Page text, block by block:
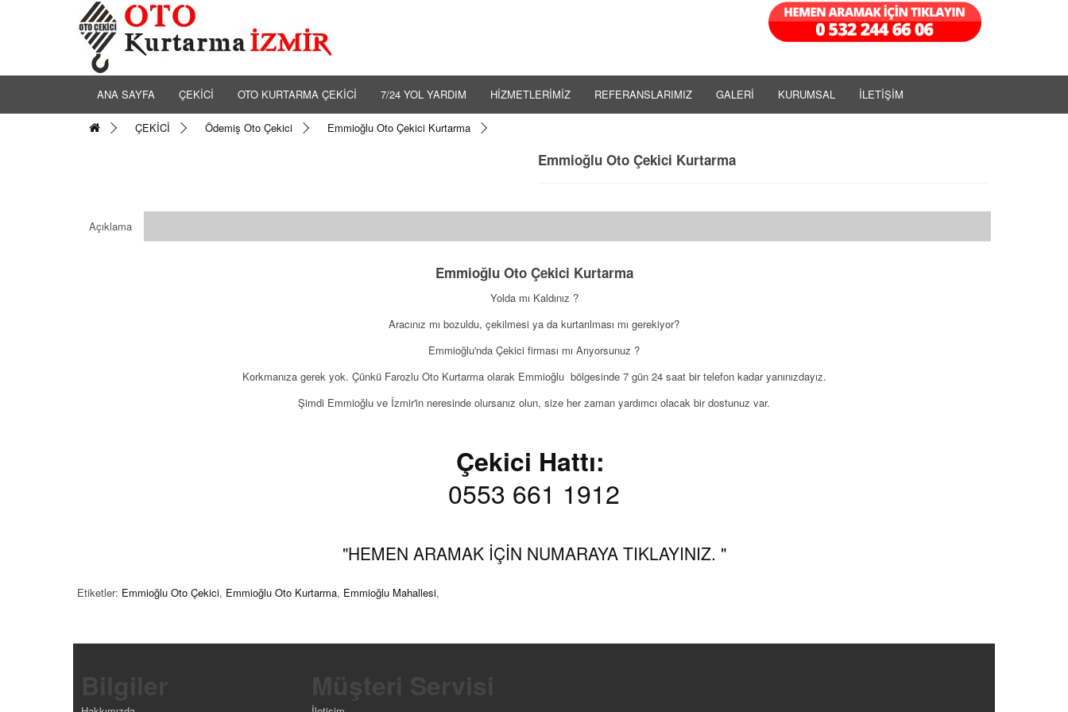
ANA SAYFA ÇEKİCİ OTO KURTARMA ÇEKİCİ 7/24 YOL YARDIM HİZMETLERİMİZ REFERANSLARIMIZ GALERİ KURUMSAL İLETİŞİM
ÇEKİCİ Ödemiş Oto Çekici Emmioğlu Oto Çekici Kurtarma
Emmioğlu Oto Çekici Kurtarma
Açıklama
Emmioğlu Oto Çekici Kurtarma
Yolda mı Kaldınız ?
Aracınız mı bozuldu, çekilmesi ya da kurtarılması mı gerekiyor?
Emmioğlu'nda Çekici firması mı Arıyorsunuz ?
Korkmanıza gerek yok. Çünkü Farozlu Oto Kurtarma olarak Emmioğlu bölgesinde 7 gün 24 saat bir telefon kadar yanınızdayız.
Şimdi Emmioğlu ve İzmir'in neresinde olursanız olun, size her zaman yardımcı olacak bir dostunuz var.
Çekici Hattı:
0553 661 1912
"HEMEN ARAMAK İÇİN NUMARAYA TIKLAYINIZ. "
Etiketler: Emmioğlu Oto Çekici, Emmioğlu Oto Kurtarma, Emmioğlu Mahallesi,